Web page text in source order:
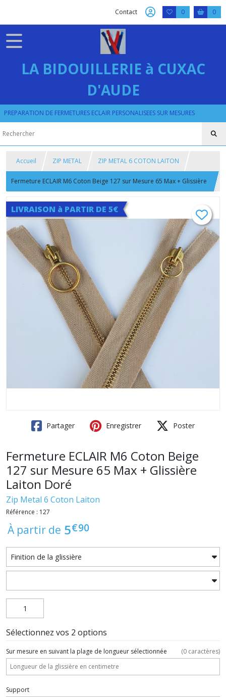
Contact 0 0
LA BIDOUILLERIE à CUXAC
D'AUDE
PREPARATION DE FERMETURES ECLAIR PERSONALISEES SUR MESURES
Accueil ZIP METAL ZIP METAL 6 COTON LAITON
Fermeture ECLAIR M6 Coton Beige 127 sur Mesure 65 Max + Glissière
Laiton Doré
LIVRAISON à PARTIR DE 5€
Partager Enregistrer Poster
Fermeture ECLAIR M6 Coton Beige
127 sur Mesure 65 Max + Glissière
Laiton Doré
Zip Metal 6 Coton Laiton
Référence : 127
À partir de 5€90
Sélectionnez vos 2 options
Sur mesure en suivant la plage de longueur sélectionnée (0 caractères)
Support